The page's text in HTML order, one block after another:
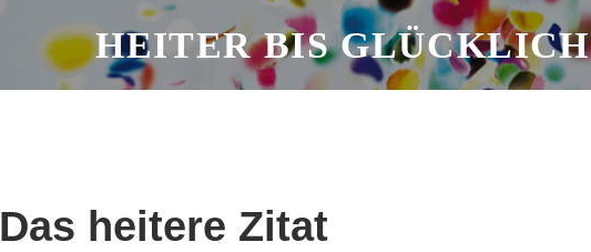
HEITER BIS GLÜCKLICH
Das heitere Zitat